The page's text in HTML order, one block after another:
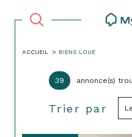
ACCUEIL BIENS LOUE
39 annonce(s)
Trier par